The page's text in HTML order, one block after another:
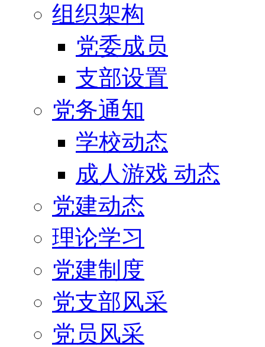
组织架构
党委成员
支部设置
党务通知
学校动态
成人游戏 动态
党建动态
理论学习
党建制度
党支部风采
党员风采